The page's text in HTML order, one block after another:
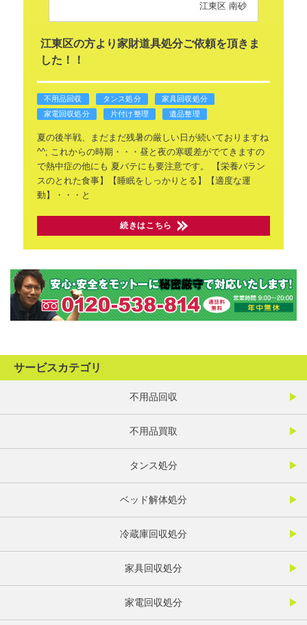
江東区 南砂
江東区の方より家財道具処分ご依頼を頂きま
した！！
不用品回収 タンス処分
家具回収処分
家電回収処分
片付け整理 遺品整理
夏の後半戦、まだまだ残暑の厳しい日が続いておりますね
^^; これからの時期・・・昼と夜の寒暖差がでてきますの
で熱中症の他にも 夏バテにも要注意です。
【栄養バラン
スのとれた食事】【睡眠をしっかりとる】【適度な運
動】・・・と
続きはこちら
サービスカテゴリ
不用品回収
不用品買取
タンス処分
ベッド解体処分
冷蔵庫回収処分
家具回収処分
家電回収処分